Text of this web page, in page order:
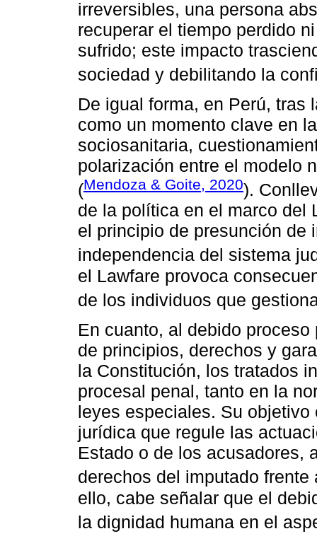
irreversibles, una persona
recuperar el tiempo perdido
sufrido; este impacto
sociedad y debilitando la
De igual forma, en Perú, tras
como un momento clave en
sociosanitaria,
polarización entre el modelo
(Mendoza & Goite, 2020).
de la política en el marco del
el principio de presunción de
independencia del sistema
el Lawfare provoca
de los individuos que
En cuanto, al debido
de principios, derechos y
la Constitución, los tratados
procesal penal, tanto en la
leyes especiales. Su
jurídica que regule las
Estado o de los acusadores,
derechos del imputado frente
ello, cabe señalar que el
la dignidad humana en el